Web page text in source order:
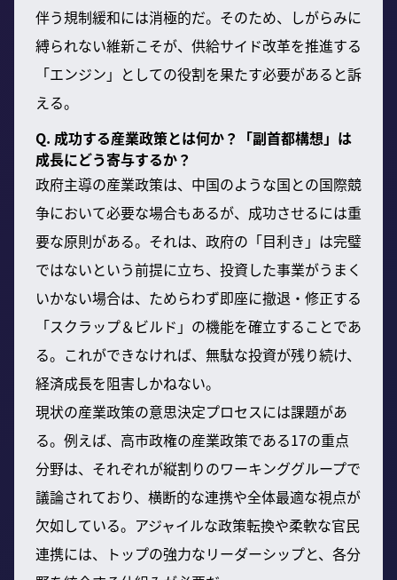
伴う規制緩和には消極的だ。そのため、しがらみに
縛られない維新こそが、供給サイド改革を推進する
「エンジン」としての役割を果たす必要があると訴
える。
Q. 成功する産業政策とは何か？「副首都構想」は
成長にどう寄与するか？
政府主導の産業政策は、中国のような国との国際競
争において必要な場合もあるが、成功させるには重
要な原則がある。それは、政府の「目利き」は完璧
ではないという前提に立ち、投資した事業がうまく
いかない場合は、ためらわず即座に撤退・修正する
「スクラップ＆ビルド」の機能を確立することであ
る。これができなければ、無駄な投資が残り続け、
経済成長を阻害しかねない。
現状の産業政策の意思決定プロセスには課題があ
る。例えば、高市政権の産業政策である17の重点
分野は、それぞれが縦割りのワーキンググループで
議論されており、横断的な連携や全体最適な視点が
欠如している。アジャイルな政策転換や柔軟な官民
連携には、トップの強力なリーダーシップと、各分